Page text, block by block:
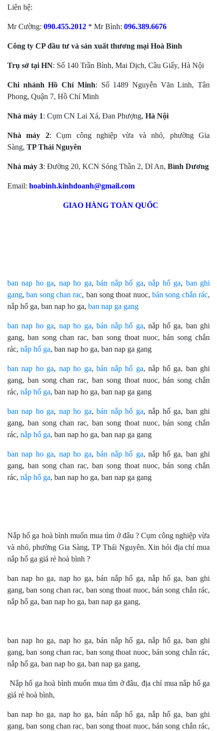
Liên hệ:
Mr Cường: 090.455.2012 * Mr Bình: 096.389.6676
Công ty CP đầu tư và sản xuất thương mại Hoà Bình
Trụ sở tại HN: Số 140 Trần Bình, Mai Dịch, Cầu Giấy, Hà Nội
Chi nhánh Hồ Chí Minh: Số 1489 Nguyễn Văn Linh, Tân
Phong, Quận 7, Hồ Chí Minh
Nhà máy 1: Cụm CN Lai Xá, Đan Phượng, Hà Nội
Nhà máy 2: Cụm công nghiệp vừa và nhỏ, phường Gia
Sàng, TP Thái Nguyên
Nhà máy 3: Đường 20, KCN Sóng Thần 2, Dĩ An, Bình Dương
Email: hoabinh.kinhdoanh@gmail.com
GIAO HÀNG TOÀN QUỐC
ban nap ho ga, nap ho ga,bán nắp hố ga,nắp hố ga, ban ghi
gang,ban song chan rac, ban song thoat nuoc,bán song chắn rác,
nắp hố ga, ban nap ho ga, ban nap ga gang
ban nap ho ga, nap ho ga,bán nắp hố ga, nắp hố ga, ban ghi
gang, ban song chan rac, ban song thoat nuoc, bán song chắn
rác, nắp hố ga, ban nap ho ga, ban nap ga gang
ban nap ho ga, nap ho ga,bán nắp hố ga, nắp hố ga, ban ghi
gang, ban song chan rac, ban song thoat nuoc, bán song chắn
rác, nắp hố ga, ban nap ho ga, ban nap ga gang
ban nap ho ga, nap ho ga,bán nắp hố ga, nắp hố ga, ban ghi
gang, ban song chan rac, ban song thoat nuoc, bán song chắn
rác, nắp hố ga, ban nap ho ga, ban nap ga gang
ban nap ho ga, nap ho ga,bán nắp hố ga, nắp hố ga, ban ghi
gang, ban song chan rac, ban song thoat nuoc, bán song chắn
rác, nắp hố ga, ban nap ho ga, ban nap ga gang
Nắp hố ga hoà bình muốn mua tìm ở đâu ? Cụm công nghiệp vừa
và nhỏ, phường Gia Sàng, TP Thái Nguyên. Xin hỏi địa chỉ mua
nắp hố ga giá rẻ hoà bình ?
ban nap ho ga, nap ho ga, bán nắp hố ga, nắp hố ga, ban ghi
gang, ban song chan rac, ban song thoat nuoc, bán song chắn rác,
nắp hố ga, ban nap ho ga, ban nap ga gang,
ban nap ho ga, nap ho ga, bán nắp hố ga, nắp hố ga, ban ghi
gang, ban song chan rac, ban song thoat nuoc, bán song chắn rác,
nắp hố ga, ban nap ho ga, ban nap ga gang,
Nắp hố ga hoà bình muốn mua tìm ở đâu, địa chỉ mua nắp hố ga
giá rẻ hoà bình,
ban nap ho ga, nap ho ga, bán nắp hố ga, nắp hố ga, ban ghi
gang, ban song chan rac, ban song thoat nuoc, bán song chắn rác,